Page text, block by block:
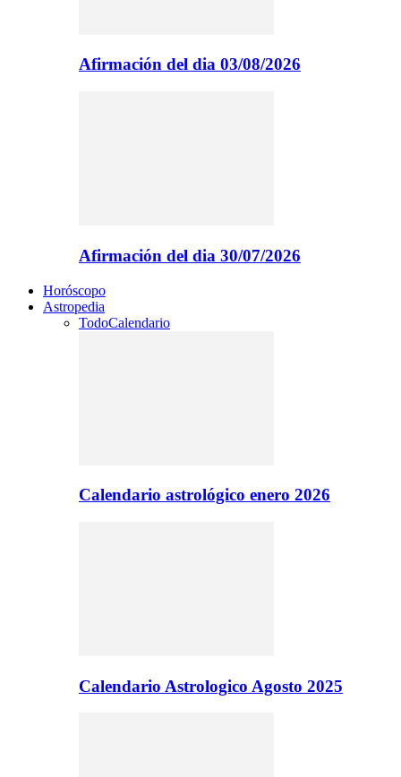
Afirmación del dia 03/08/2026
Afirmación del dia 30/07/2026
Horóscopo
Astropedia
TodoCalendario
Calendario astrológico enero 2026
Calendario Astrologico Agosto 2025